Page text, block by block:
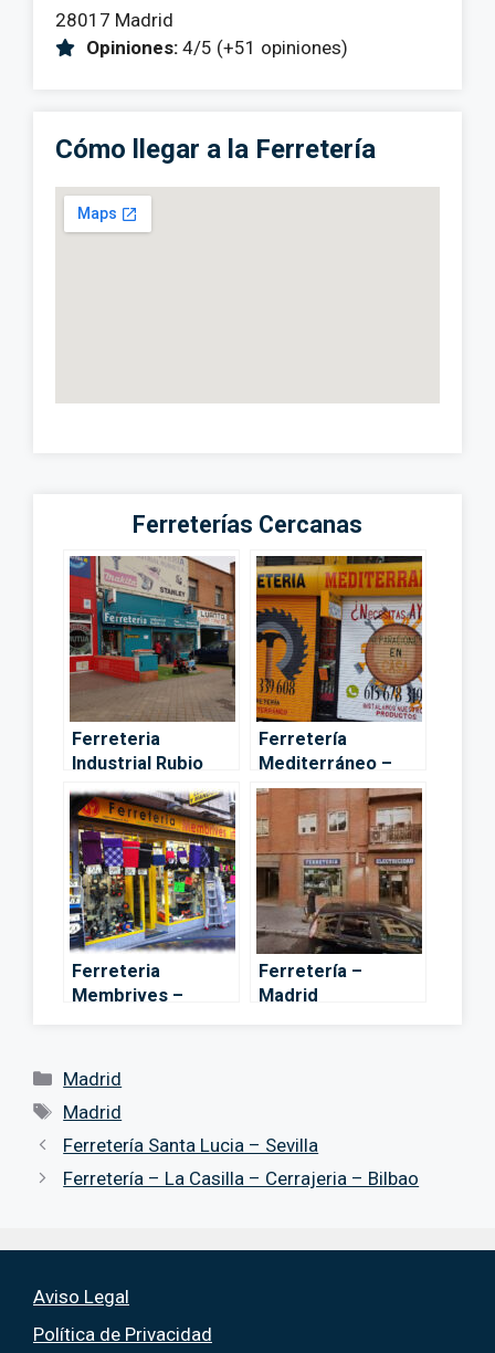
28017 Madrid
Opiniones: 4/5 (+51 opiniones)
Cómo llegar a la Ferretería
Ferreterías Cercanas
Ferreteria
Industrial Rubio
S.A. – Madrid
Ferretería
Mediterráneo –
Madrid
Ferreteria
Membrives –
Ferretería –
Madrid
Categorías
Madrid
Etiquetas
Madrid
Ferretería Santa Lucia – Sevilla
Ferretería – La Casilla – Cerrajeria – Bilbao
Aviso Legal
Política de Privacidad